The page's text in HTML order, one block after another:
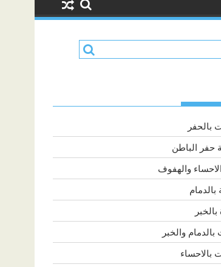
بالحفر
حفر الباطن
والهفوف
والخبر
بالاحساء